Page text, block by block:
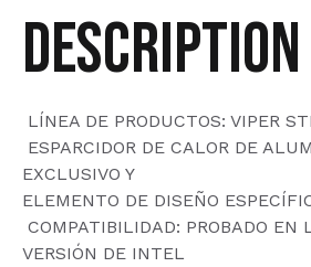
Description
 LÍNEA DE PRODUCTOS: VIPER
 ESPARCIDOR DE CALOR DE
EXCLUSIVO Y
ELEMENTO DE DISEÑO
 COMPATIBILIDAD: PROBADO
VERSIÓN DE INTEL